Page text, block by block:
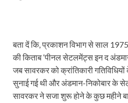
बता दें कि, प्रकाशन विभाग से साल
की किताब ‘पीनल सेटलमेंट्स इन द
जब सावरकर को क्रांतिकारी
सुनाई गई थी और अंडमान-निकोबार के
सावरकर ने सजा शुरू होने के कुछ महीने